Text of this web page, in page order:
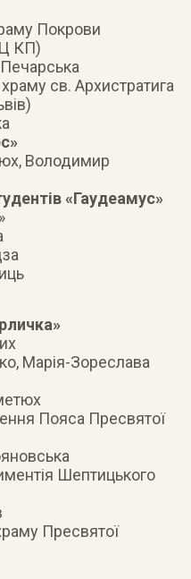
Покрови
КП)
храму св. Архистратига
Володимир
«Гаудеамус»
Марія-Зореслава
Пояса Пресвятої
Шептицького
Пресвятої